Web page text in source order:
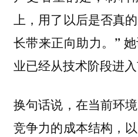
上，用了以后是否真
长带来正向助力。”
业已经从技术阶段进入
换句话说，在当前环
竞争力的成本结构，